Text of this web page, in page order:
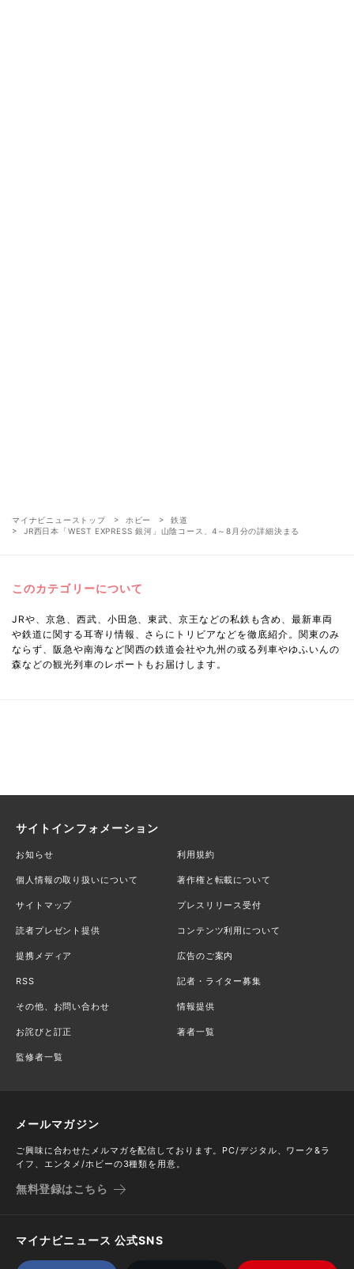
マイナビニューストップ ホビー
鉄道
JR西日本「WEST EXPRESS 銀河」山陰コース、4～8月分の詳細決まる
このカテゴリーについて
JRや、京急、西武、小田急、東武、京王などの私鉄も含め、最新車両
や鉄道に関する耳寄り情報、さらにトリビアなどを徹底紹介。関東のみ
ならず、阪急や南海など関西の鉄道会社や九州の或る列車やゆふいんの
森などの観光列車のレポートもお届けします。
サイトインフォメーション
お知らせ 利用規約
個人情報の取り扱いについて 著作権と転載について
サイトマップ プレスリリース受付
読者プレゼント提供 コンテンツ利用について
提携メディア 広告のご案内
RSS 記者・ライター募集
その他、お問い合わせ 情報提供
お詫びと訂正 著者一覧
監修者一覧
メールマガジン
ご興味に合わせたメルマガを配信しております。PC/デジタル、ワーク&ラ
イフ、エンタメ/ホビーの3種類を用意。
無料登録はこちら
マイナビニュース 公式SNS